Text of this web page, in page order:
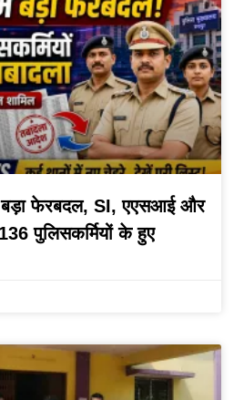
बड़ा फेरबदल, SI, एएसआई और
पुलिसकर्मियों के हुए